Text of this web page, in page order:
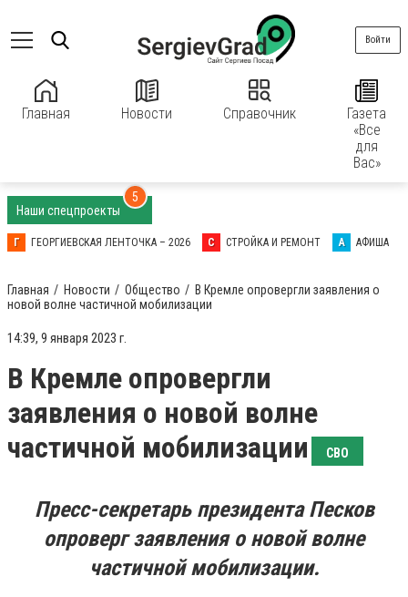
Главная Новости Справочник
Газета
«Все
для
Вас»
Войти
Наши спецпроекты
5
Г ГЕОРГИЕВСКАЯ ЛЕНТОЧКА – 2026 С СТРОЙКА И РЕМОНТ А АФИША
Главная Новости Общество
В Кремле опровергли заявления о
новой волне частичной мобилизации
14:39, 9 января 2023 г.
В Кремле опровергли
заявления о новой волне
частичной мобилизации
СВО
Пресс-секретарь президента Песков
опроверг заявления о новой волне
частичной мобилизации.